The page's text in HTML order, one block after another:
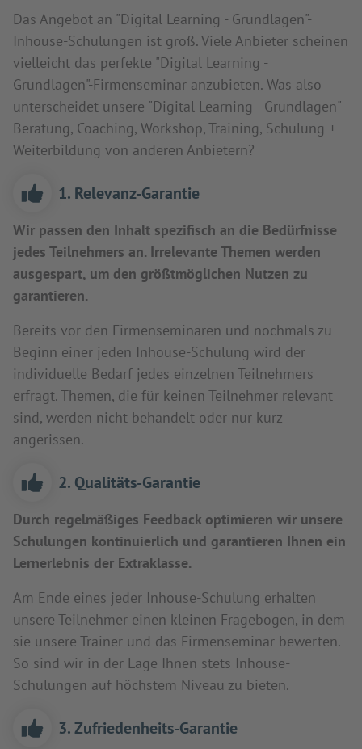
Das Angebot an "Digital Learning - Grundlagen"-
Inhouse-Schulungen ist groß. Viele Anbieter scheinen
vielleicht das perfekte "Digital Learning -
Grundlagen"-Firmenseminar anzubieten. Was also
unterscheidet unsere "Digital Learning - Grundlagen"-
Beratung, Coaching, Workshop, Training, Schulung +
Weiterbildung von anderen Anbietern?
1. Relevanz-Garantie
Wir passen den Inhalt spezifisch an die Bedürfnisse
jedes Teilnehmers an. Irrelevante Themen werden
ausgespart, um den größtmöglichen Nutzen zu
garantieren.
Bereits vor den Firmenseminaren und nochmals zu
Beginn einer jeden Inhouse-Schulung wird der
individuelle Bedarf jedes einzelnen Teilnehmers
erfragt. Themen, die für keinen Teilnehmer relevant
sind, werden nicht behandelt oder nur kurz
angerissen.
2. Qualitäts-Garantie
Durch regelmäßiges Feedback optimieren wir unsere
Schulungen kontinuierlich und garantieren Ihnen ein
Lernerlebnis der Extraklasse.
Am Ende eines jeder Inhouse-Schulung erhalten
unsere Teilnehmer einen kleinen Fragebogen, in dem
sie unsere Trainer und das Firmenseminar bewerten.
So sind wir in der Lage Ihnen stets Inhouse-
Schulungen auf höchstem Niveau zu bieten.
3. Zufriedenheits-Garantie